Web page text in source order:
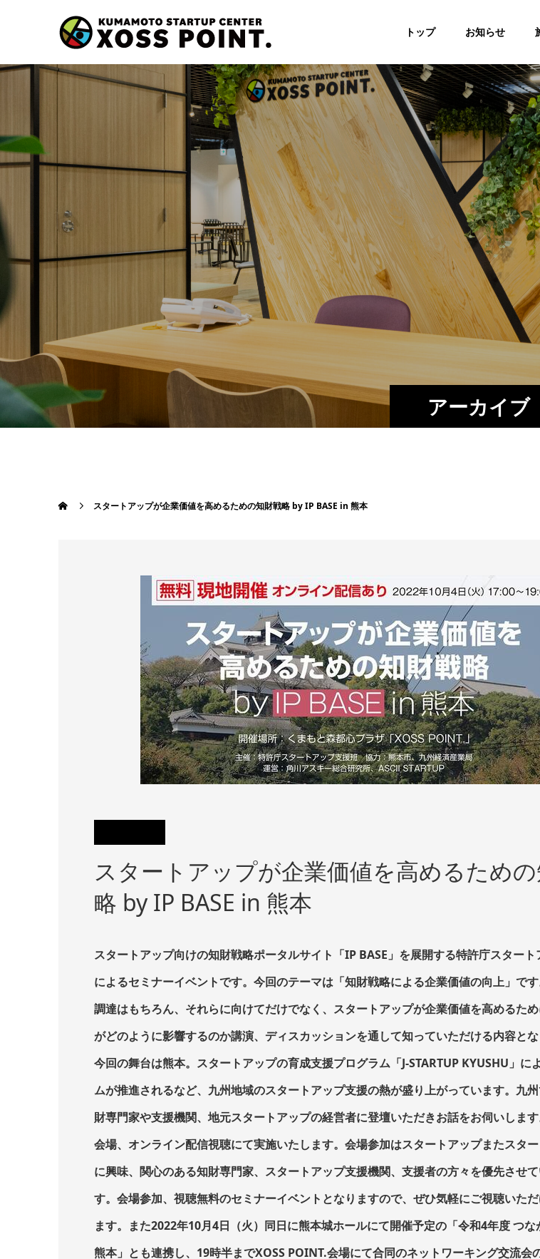
トップ お知らせ
アーカイブ
スタートアップが企業価値を高めるための知財戦略 by IP BASE in 熊本
スタートアップが企業価値を高めるため
略 by IP BASE in 熊本
スタートアップ向けの知財戦略ポータルサイト「IP BASE」を展開する特許庁スター
によるセミナーイベントです。今回のテーマは「知財戦略による企業価値の向上」で
調達はもちろん、それらに向けてだけでなく、スタートアップが企業価値を高めるた
がどのように影響するのか講演、ディスカッションを通して知っていただける内容とな
今回の舞台は熊本。スタートアップの育成支援プログラム「J-STARTUP KYUSHU」に
ムが推進されるなど、九州地域のスタートアップ支援の熱が盛り上がっています。九
財専門家や支援機関、地元スタートアップの経営者に登壇いただきお話をお伺いしま
会場、オンライン配信視聴にて実施いたします。会場参加はスタートアップまたスタ
に興味、関心のある知財専門家、スタートアップ支援機関、支援者の方々を優先させ
す。会場参加、視聴無料のセミナーイベントとなりますので、ぜひ気軽にご視聴いた
ます。また2022年10月4日（火）同日に熊本城ホールにて開催予定の「令和4年度 つ
熊本」とも連携し、19時半までXOSS POINT.会場にて合同のネットワーキング交流会